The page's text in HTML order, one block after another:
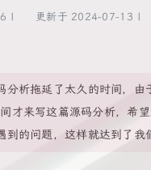
| 更新于 2024-07-13 |
分析拖延了太久的时间，
才来写这篇源码分析，希
到的问题，这样就达到了